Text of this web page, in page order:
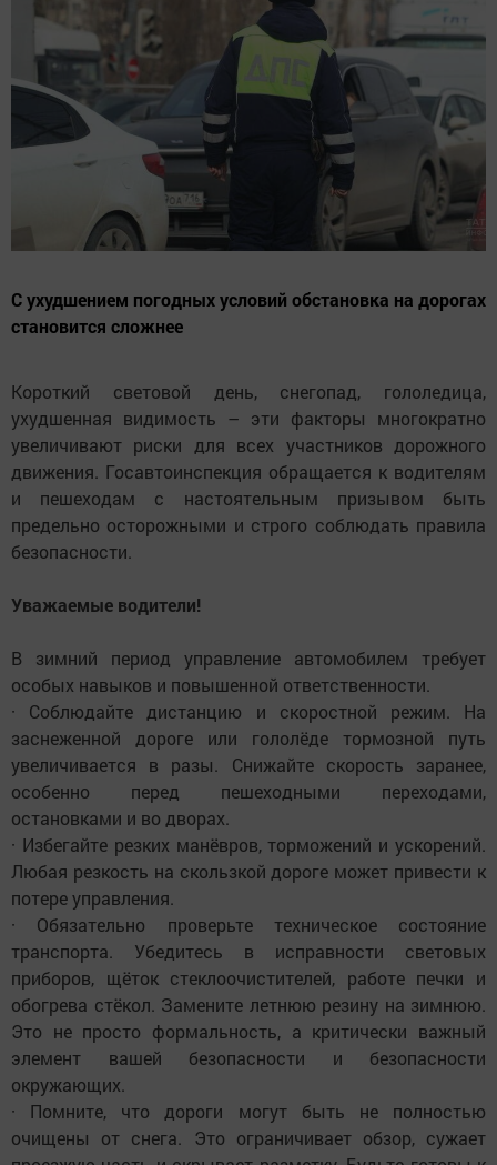
С ухудшением погодных условий обстановка на дорогах
становится сложнее
Короткий световой день, снегопад, гололедица,
ухудшенная видимость – эти факторы многократно
увеличивают риски для всех участников дорожного
движения. Госавтоинспекция обращается к водителям
и пешеходам с настоятельным призывом быть
предельно осторожными и строго соблюдать правила
безопасности.
Уважаемые водители!
В зимний период управление автомобилем требует
особых навыков и повышенной ответственности.
· Соблюдайте дистанцию и скоростной режим. На
заснеженной дороге или гололёде тормозной путь
увеличивается в разы. Снижайте скорость заранее,
особенно перед пешеходными переходами,
остановками и во дворах.
· Избегайте резких манёвров, торможений и ускорений.
Любая резкость на скользкой дороге может привести к
потере управления.
· Обязательно проверьте техническое состояние
транспорта. Убедитесь в исправности световых
приборов, щёток стеклоочистителей, работе печки и
обогрева стёкол. Замените летнюю резину на зимнюю.
Это не просто формальность, а критически важный
элемент вашей безопасности и безопасности
окружающих.
· Помните, что дороги могут быть не полностью
очищены от снега. Это ограничивает обзор, сужает